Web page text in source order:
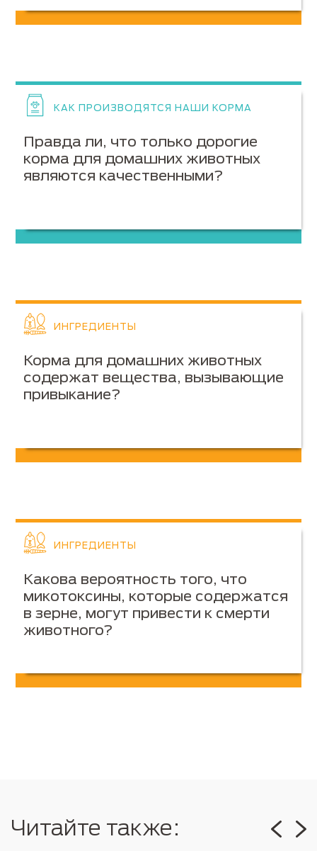
КАК ПРОИЗВОДЯТСЯ НАШИ КОРМА
Правда ли, что только дорогие
корма для домашних животных
являются качественными?
ИНГРЕДИЕНТЫ
Корма для домашних животных
содержат вещества, вызывающие
привыкание?
ИНГРЕДИЕНТЫ
Какова вероятность того, что
микотоксины, которые содержатся
в зерне, могут привести к смерти
животного?
Читайте также: